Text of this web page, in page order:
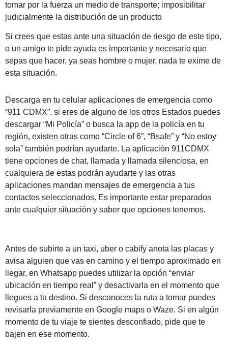
tomar por la fuerza un medio de transporte; imposibilitar
judicialmente la distribución de un producto
Si crees que estas ante una situación de riesgo de este tipo,
o un amigo te pide ayuda es importante y necesario que
sepas que hacer, ya seas hombre o mujer, nada te exime de
esta situación.
Descarga en tu celular aplicaciones de emergencia como
“911 CDMX”, si eres de alguno de los otros Estados puedes
descargar “Mi Policía” o busca la app de la policía en tu
región, existen otras como “Circle of 6”, “Bsafe” y “No estoy
sola” también podrían ayudarte. La aplicación 911CDMX
tiene opciones de chat, llamada y llamada silenciosa, en
cualquiera de estas podrán ayudarte y las otras
aplicaciones mandan mensajes de emergencia a tus
contactos seleccionados. Es importante estar preparados
ante cualquier situación y saber que opciones tenemos.
Antes de subirte a un taxi, uber o cabify anota las placas y
avisa alguien que vas en camino y el tiempo aproximado en
llegar, en Whatsapp puedes utilizar la opción “enviar
ubicación en tiempo real” y desactivarla en el momento que
llegues a tu destino. Si desconoces la ruta a tomar puedes
revisarla previamente en Google maps o Waze. Si en algún
momento de tu viaje te sientes desconfiado, pide que te
bajen en ese momento.